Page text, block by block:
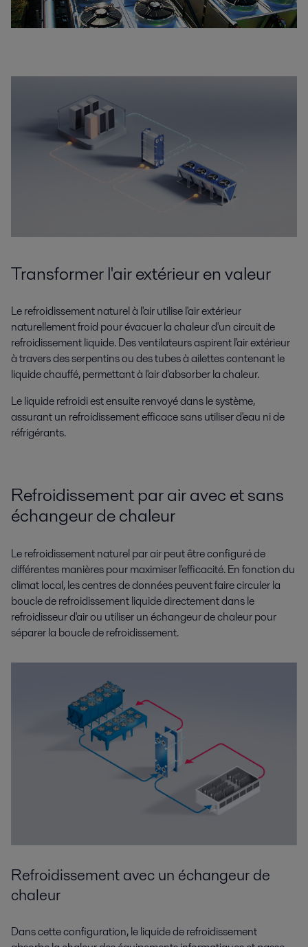
Transformer l'air extérieur en valeur
Le refroidissement naturel à l'air utilise l'air extérieur
naturellement froid pour évacuer la chaleur d'un circuit de
refroidissement liquide. Des ventilateurs aspirent l'air extérieur
à travers des serpentins ou des tubes à ailettes contenant le
liquide chauffé, permettant à l'air d'absorber la chaleur.
Le liquide refroidi est ensuite renvoyé dans le système,
assurant un refroidissement efficace sans utiliser d'eau ni de
réfrigérants.
Refroidissement par air avec et sans
échangeur de chaleur
Le refroidissement naturel par air peut être configuré de
différentes manières pour maximiser l'efficacité. En fonction du
climat local, les centres de données peuvent faire circuler la
boucle de refroidissement liquide directement dans le
refroidisseur d'air ou utiliser un échangeur de chaleur pour
séparer la boucle de refroidissement.
Refroidissement avec un échangeur de
chaleur
Dans cette configuration, le liquide de refroidissement